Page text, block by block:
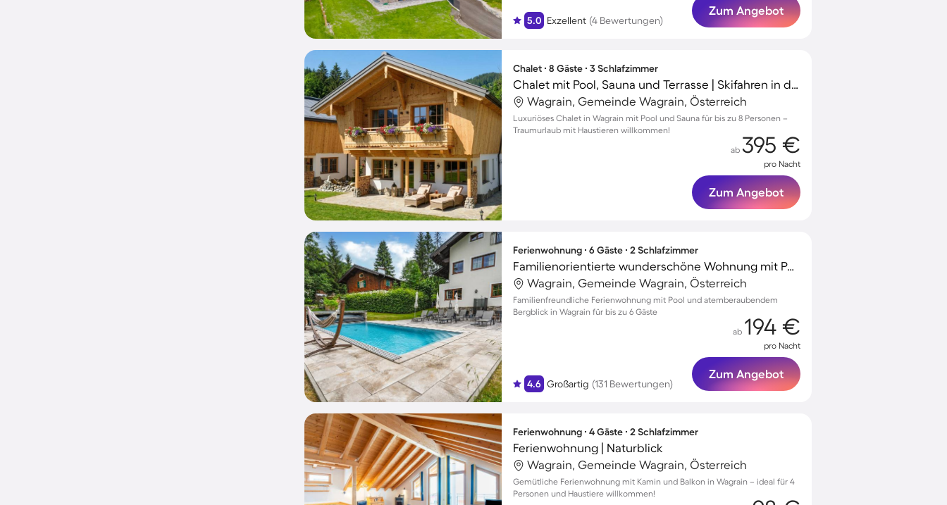
5.0 Exzellent (4 Bewertungen)
Zum Angebot
Chalet ∙ 8 Gäste ∙ 3 Schlafzimmer
Chalet mit Pool, Sauna und Terrasse | Skifahren in der Nähe | Haustiere erlaubt
Wagrain, Gemeinde Wagrain, Österreich
Luxuriöses Chalet in Wagrain mit Pool und Sauna für bis zu 8 Personen –
Traumurlaub mit Haustieren willkommen!
ab 395 €
pro Nacht
Zum Angebot
Ferienwohnung ∙ 6 Gäste ∙ 2 Schlafzimmer
Familienorientierte wunderschöne Wohnung mit Pool | Bergblick | Skifahren in der Nähe
Wagrain, Gemeinde Wagrain, Österreich
Familienfreundliche Ferienwohnung mit Pool und atemberaubendem
Bergblick in Wagrain für bis zu 6 Gäste
4.6 Großartig (131 Bewertungen)
ab 194 €
pro Nacht
Zum Angebot
Ferienwohnung ∙ 4 Gäste ∙ 2 Schlafzimmer
Ferienwohnung | Naturblick
Wagrain, Gemeinde Wagrain, Österreich
Gemütliche Ferienwohnung mit Kamin und Balkon in Wagrain – ideal für 4
Personen und Haustiere willkommen!